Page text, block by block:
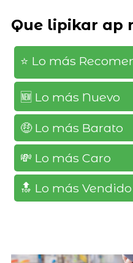
Que lipikar ap
⭐️ Lo más
🆕️ Lo más Nuevo
🤑 Lo más Barato
💸 Lo más Caro
🔝 Lo más Vendido